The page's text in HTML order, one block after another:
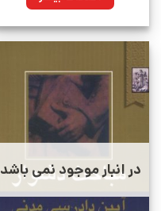
در انبار موجود نمی باشد